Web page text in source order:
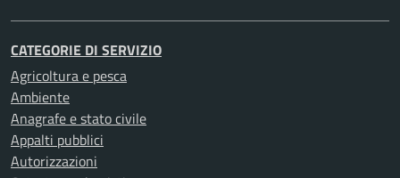
CATEGORIE DI SERVIZIO
Agricoltura e pesca
Ambiente
Anagrafe e stato civile
Appalti pubblici
Autorizzazioni